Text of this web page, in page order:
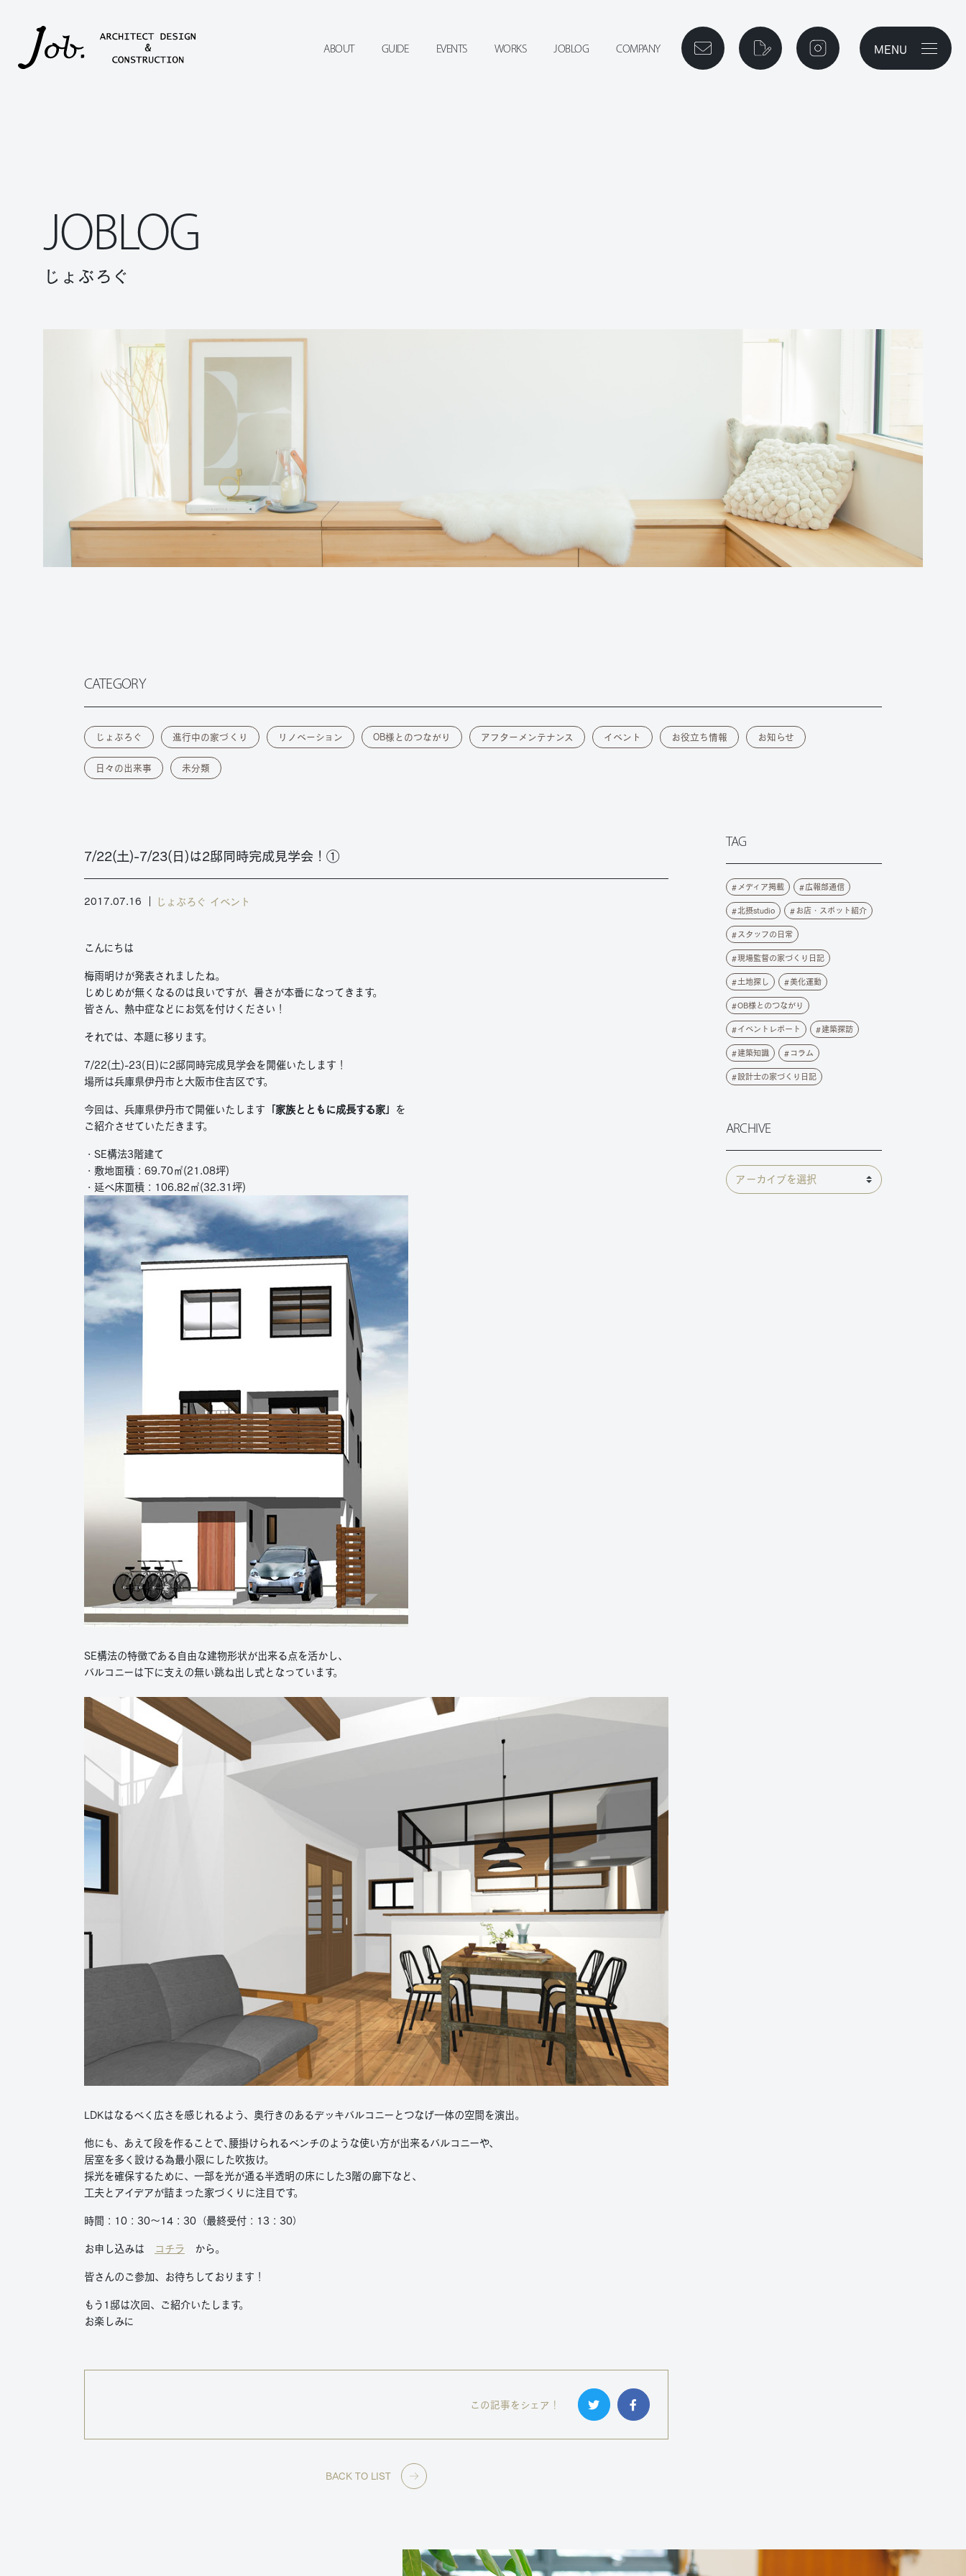
メニューを
MENU
JOBLOG
じょぶろぐ
CATEGORY
じょぶろぐ 進行中の家づくり リノベーション OB様とのつながり アフターメンテナンス イベント お役立ち情報 お知らせ
日々の出来事 未分類
7/22(土)-7/23(日)は2邸同時完成見学会！①
2017.07.16 じょぶろぐ イベント
こんにちは
梅雨明けが発表されましたね。
じめじめが無くなるのは良いですが、暑さが本番になってきます。
皆さん、熱中症などにお気を付けください！
それでは、本題に移ります。
7/22(土)-23(日)に2邸同時完成見学会を開催いたします！
場所は兵庫県伊丹市と大阪市住吉区です。
今回は、兵庫県伊丹市で開催いたします 「家族とともに成長する家」
を
ご紹介させていただきます。
・SE構法3階建て
・敷地面積：69.70㎡(21.08坪)
・延べ床面積：106.82㎡(32.31坪)
SE構法の特徴である自由な建物形状が出来る点を活かし､
バルコニーは下に支えの無い跳ね出し式となっています。
LDKはなるべく広さを感じれるよう、奥行きのあるデッキバルコニーとつなげ一体の空間を演出。
他にも、あえて段を作ることで､腰掛けられるベンチのような使い方が出来るバルコニーや、
居室を多く設ける為最小限にした吹抜け。
採光を確保するために、一部を光が通る半透明の床にした3階の廊下など、
工夫とアイデアが詰まった家づくりに注目です。
時間：10：30～14：30（最終受付：13：30）
お申し込みは コチラ から。
皆さんのご参加、お待ちしております！
もう1邸は次回、ご紹介いたします。
お楽しみに
この記事をシェア！
BACK TO LIST
TAG
メディア掲載 広報部通信
北摂studio お店・スポット紹介
スタッフの日常
現場監督の家づくり日記
土地探し 美化運動
OB様とのつながり
イベントレポート 建築探訪
建築知識 コラム
設計士の家づくり日記
ARCHIVE